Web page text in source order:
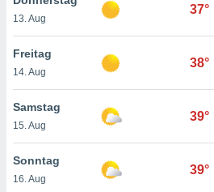
oder
Partner
es uns
das
der
Profil zu
Ihnen
13. Aug
37°
Freitag
14. Aug
38°
Samstag
15. Aug
39°
Sonntag
16. Aug
39°